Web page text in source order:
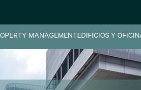
MANAGEMENT EDIFICIOS Y